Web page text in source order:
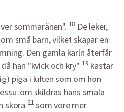
sommaränen". 18 De leker,
små barn, vilket skapar en
Den gamla karln återfår
han "kvick och kry" 19 kastar
piga i luften som om hon
skildras hans smala
sköra 21 som vore mer